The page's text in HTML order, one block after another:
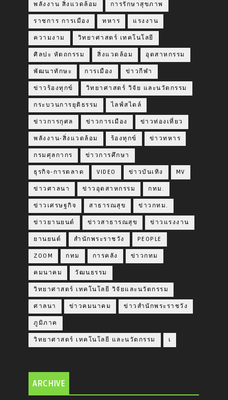
พลังงาน สิ่งแวดล้อม การรักษาสุขภาพ
ราชการ การเมือง ทหาร แรงงาน
ความงาม วิทยาศาสตร์ เทคโนโลยี
ศิลปะ หัตถกรรม สิ่งแวดล้อม อุตสาหกรรม
พัฒนาทักษะ การเมือง ข่าวกีฬา
ข่าวร้องทุกข์ วิทยาศาสตร์ วิจัย และนวัตกรรม
กระบวนการยุติธรรม ไลฟ์สไตล์
ข่าวการกุศล ข่าวการเมือง ข่าวท่องเที่ยว
พลังงาน-สิ่งแวดล้อม ร้องทุกข์ ข่าวทหาร
กรมศุลกากร ข่าวการศึกษา
ธุรกิจ-การตลาด VIDEO ข่าวบันเทิง MV
ข่าวศาลนา ข่าวอุตสาหกรรม กทม.
ข่าวเศรษฐกิจ สาธารณสุข ข่าวกทม.
ข่าวยานยนต์ ข่าวสาธารณสุข ข่าวแรงงาน
ยานยนต์ สำนักพระราชวัง PEOPLE
ZOOM กทม การคลัง ข่าวกทม
คมนาคม วัฒนธรรม
วิทยาศาสตร์ เทคโนโลยี วิจัยและนวัตกรรม
ศาลนา ข่าวคมนาคม ข่าวสำนักพระราชวัง
ภูมิภาค
วิทยาศาสตร์ เทคโนโลยี และนวัตกรรม เ
ARCHIVE